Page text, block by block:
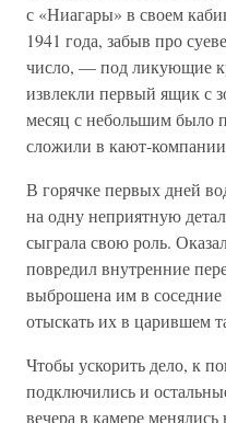
с «Ниагары» в своем
1941 года, забыв про
число, — под ликующие
извлекли первый ящик с
месяц с небольшим было
сложили в кают-
В горячке первых дней
на одну неприятную
сыграла свою роль.
повредил внутренние
выброшена им в соседние
отыскать их в царившем
Чтобы ускорить дело, к
подключились и
вечера в камере